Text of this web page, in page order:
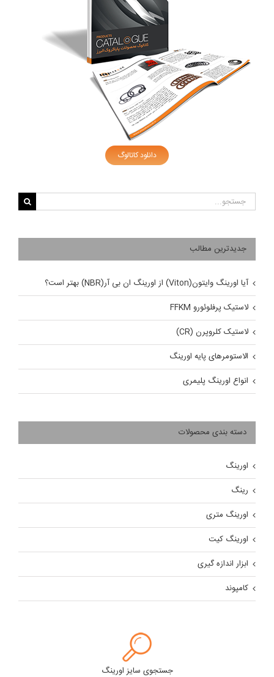
دانلود کاتالوگ
جستجو
برای:
جدیدترین مطالب
آیا اورینگ وایتون(Viton) از اورینگ ان بی آر(NBR) بهتر است؟
لاستیک پرفلوئورو FFKM
لاستیک کلروپرن (CR)
الاستومرهای پایه اورینگ
انواع اورینگ پلیمری
دسته بندی محصولات
اورینگ
رینگ
اورینگ متری
اورینگ کیت
ابزار اندازه گیری
کامپوند
جستجوی سایز اورینگ